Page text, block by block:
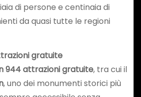
di persone e centinaia di
da quasi tutte le regioni
gratuite
944 attrazioni gratuite, tra cui il
, uno dei monumenti storici più